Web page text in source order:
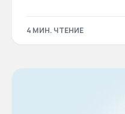
4 МИН. ЧТЕНИЕ